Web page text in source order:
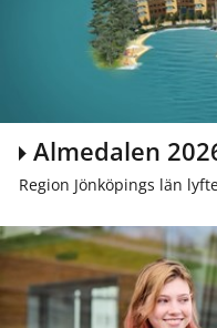
Almedalen
Region Jönköpings län